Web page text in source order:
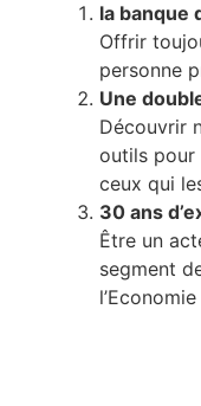
la banque
Offrir
personne
Une
Découvrir
outils pour
ceux qui
30 ans
Être un
segment